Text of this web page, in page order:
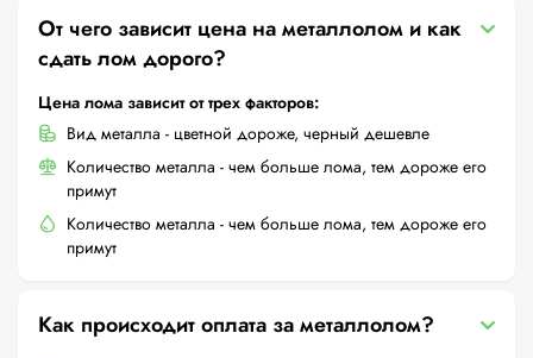
От чего зависит цена на металлолом и как
сдать лом дорого?
Цена лома зависит от трех факторов:
Вид металла - цветной дороже, черный дешевле
Количество металла - чем больше лома, тем дороже его
примут
Количество металла - чем больше лома, тем дороже его
примут
Как происходит оплата за металлолом?